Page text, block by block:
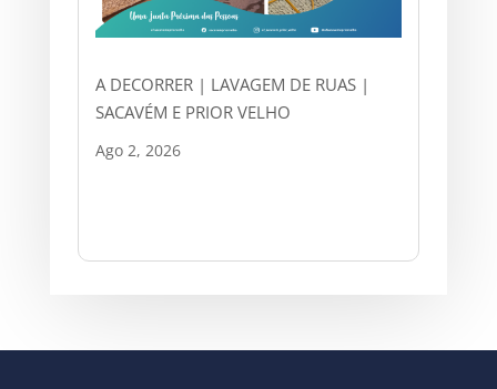
A DECORRER | LAVAGEM DE RUAS |
SACAVÉM E PRIOR VELHO
Ago 2, 2026